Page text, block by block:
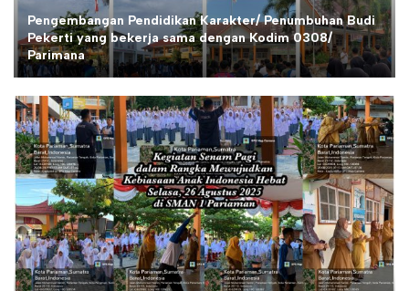
Pengembangan Pendidikan Karakter/ Penumbuhan Budi
Pekerti yang bekerja sama dengan Kodim 0308/
Parimana